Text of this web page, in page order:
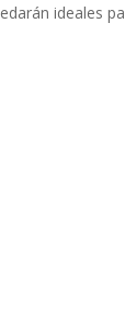
ideales